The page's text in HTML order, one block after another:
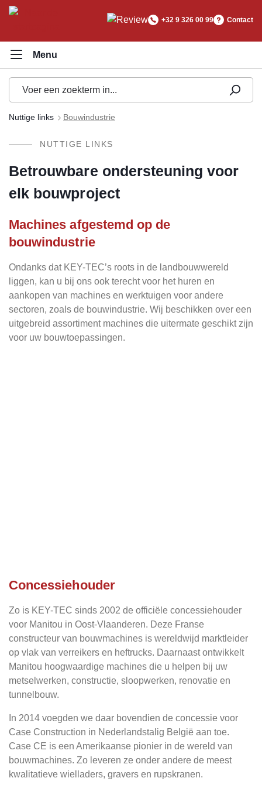
+32 9 326 00 99 Contact
Nuttige links Bouwindustrie
NUTTIGE LINKS
Betrouwbare ondersteuning voor
elk bouwproject
Machines afgestemd op de
bouwindustrie
Ondanks dat KEY-TEC’s roots in de landbouwwereld
liggen, kan u bij ons ook terecht voor het huren en
aankopen van machines en werktuigen voor andere
sectoren, zoals de bouwindustrie. Wij beschikken over een
uitgebreid assortiment machines die uitermate geschikt zijn
voor uw bouwtoepassingen.
Concessiehouder
Zo is KEY-TEC sinds 2002 de officiële concessiehouder
voor Manitou in Oost-Vlaanderen. Deze Franse
constructeur van bouwmachines is wereldwijd marktleider
op vlak van verreikers en heftrucks. Daarnaast ontwikkelt
Manitou hoogwaardige machines die u helpen bij uw
metselwerken, constructie, sloopwerken, renovatie en
tunnelbouw.
In 2014 voegden we daar bovendien de concessie voor
Case Construction in Nederlandstalig België aan toe.
Case CE is een Amerikaanse pionier in de wereld van
bouwmachines. Zo leveren ze onder andere de meest
kwalitatieve wielladers, gravers en rupskranen.